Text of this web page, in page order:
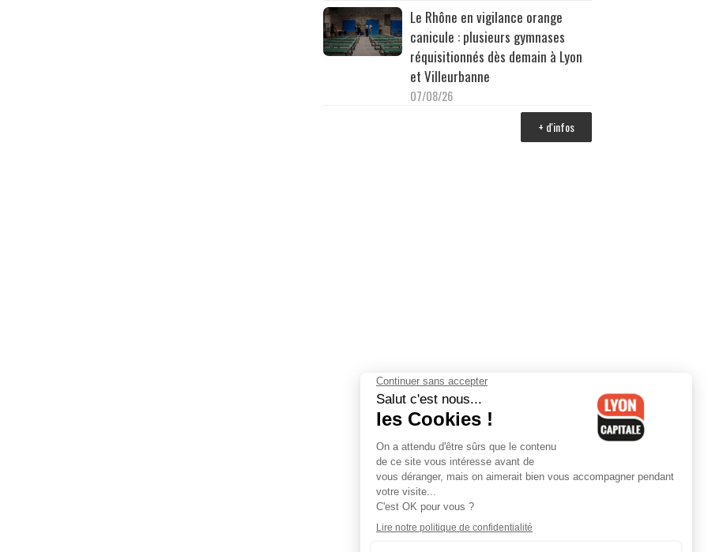
Le Rhône en vigilance orange
canicule : plusieurs gymnases
réquisitionnés dès demain à Lyon
et Villeurbanne
07/08/26
+ d'infos